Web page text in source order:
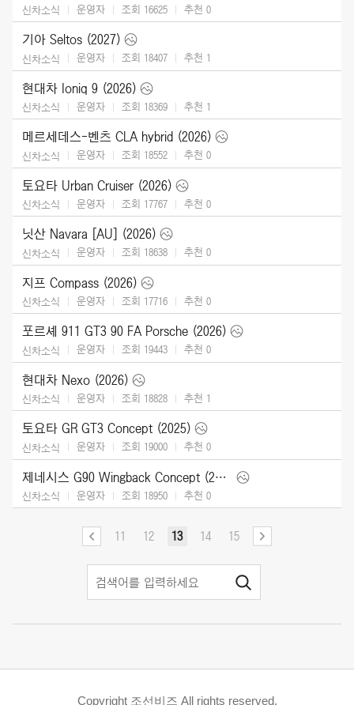
신차소식 운영자 조회 16625 추천 0
기아 Seltos (2027)
신차소식 운영자 조회 18407 추천 1
현대차 Ioniq 9 (2026)
신차소식 운영자 조회 18369 추천 1
메르세데스-벤츠 CLA hybrid (2026)
신차소식 운영자 조회 18552 추천 0
토요타 Urban Cruiser (2026)
신차소식 운영자 조회 17767 추천 0
닛산 Navara [AU] (2026)
신차소식 운영자 조회 18638 추천 0
지프 Compass (2026)
신차소식 운영자 조회 17716 추천 0
포르셰 911 GT3 90 FA Porsche (2026)
신차소식 운영자 조회 19443 추천 0
현대차 Nexo (2026)
신차소식 운영자 조회 18828 추천 1
토요타 GR GT3 Concept (2025)
신차소식 운영자 조회 19000 추천 0
제네시스 G90 Wingback Concept (2025)
신차소식 운영자 조회 18950 추천 0
11 12 13 14 15
Copyright 조선비즈 All rights reserved.